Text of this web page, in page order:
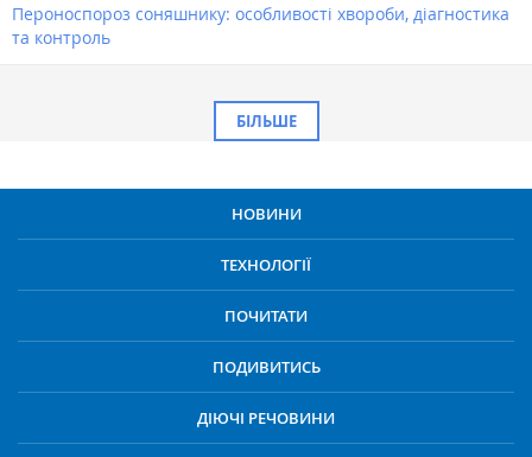
Пероноспороз соняшнику: особливості хвороби, діагностика
та контроль
БІЛЬШЕ
НОВИНИ
ТЕХНОЛОГІЇ
ПОЧИТАТИ
ПОДИВИТИСЬ
ДІЮЧІ РЕЧОВИНИ